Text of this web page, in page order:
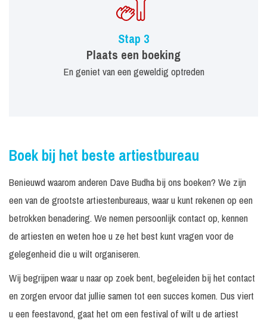
Stap 3
Plaats een boeking
En geniet van een geweldig optreden
Boek bij het beste artiestbureau
Benieuwd waarom anderen Dave Budha bij ons boeken? We zijn
een van de grootste artiestenbureaus, waar u kunt rekenen op een
betrokken benadering. We nemen persoonlijk contact op, kennen
de artiesten en weten hoe u ze het best kunt vragen voor de
gelegenheid die u wilt organiseren.
Wij begrijpen waar u naar op zoek bent, begeleiden bij het contact
en zorgen ervoor dat jullie samen tot een succes komen. Dus viert
u een feestavond, gaat het om een festival of wilt u de artiest